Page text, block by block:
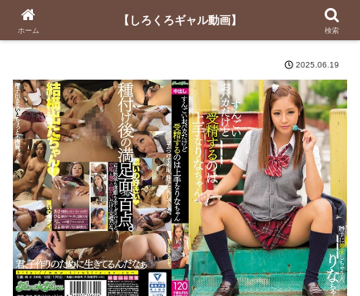
【しろくろギャル動画】
2025.06.19
ホーム
【しろくろギャル動画】
検索